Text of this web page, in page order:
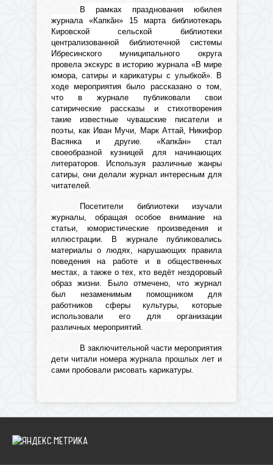
В рамках празднования юбилея
журнала «Капкӑн» 15 марта библиотекарь
Кировской сельской библиотеки
централизованной библиотечной системы
Ибресинского муниципального округа
провела экскурс в историю журнала «В мире
юмора, сатиры и карикатуры с улыбкой». В
ходе мероприятия было рассказано о том,
что в журнале публиковали свои
сатирические рассказы и стихотворения
такие известные чувашские писатели и
поэты, как Иван Мучи, Марк Аттай, Никифор
Васянка и другие. «Капкӑн» стал
своеобразной кузницей для начинающих
литераторов. Используя различные жанры
сатиры, они делали журнал интересным для
читателей.
Посетители библиотеки изучали
журналы, обращая особое внимание на
статьи, юмористические произведения и
иллюстрации. В журнале публиковались
материалы о людях, нарушающих правила
поведения на работе и в общественных
местах, а также о тех, кто ведёт нездоровый
образ жизни. Было отмечено, что журнал
был незаменимым помощником для
работников сферы культуры, которые
использовали его для организации
различных мероприятий.
В заключительной части мероприятия
дети читали номера журнала прошлых лет и
сами пробовали рисовать карикатуры.